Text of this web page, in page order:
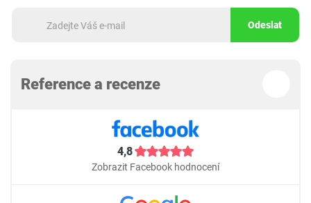
Odeslat
Reference a recenze
4,8
Zobrazit Facebook hodnocení